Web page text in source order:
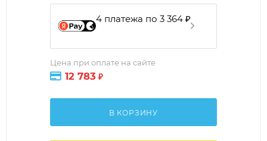
4 платежа по 3 364 ₽
Цена при оплате на сайте
12 783 ₽
В КОРЗИНУ